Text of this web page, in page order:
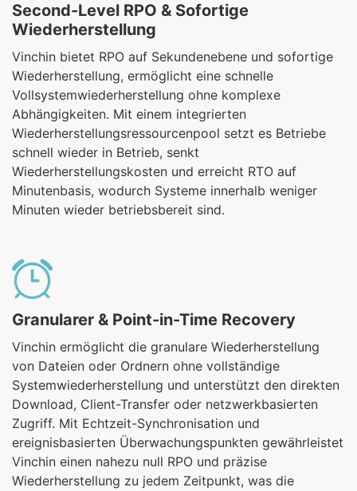
Second-Level RPO & Sofortige
Wiederherstellung
Vinchin bietet RPO auf Sekundenebene und sofortige
Wiederherstellung, ermöglicht eine schnelle
Vollsystemwiederherstellung ohne komplexe
Abhängigkeiten. Mit einem integrierten
Wiederherstellungsressourcenpool setzt es Betriebe
schnell wieder in Betrieb, senkt
Wiederherstellungskosten und erreicht RTO auf
Minutenbasis, wodurch Systeme innerhalb weniger
Minuten wieder betriebsbereit sind.
Granularer & Point-in-Time Recovery
Vinchin ermöglicht die granulare Wiederherstellung
von Dateien oder Ordnern ohne vollständige
Systemwiederherstellung und unterstützt den direkten
Download, Client-Transfer oder netzwerkbasierten
Zugriff. Mit Echtzeit-Synchronisation und
ereignisbasierten Überwachungspunkten gewährleistet
Vinchin einen nahezu null RPO und präzise
Wiederherstellung zu jedem Zeitpunkt, was die